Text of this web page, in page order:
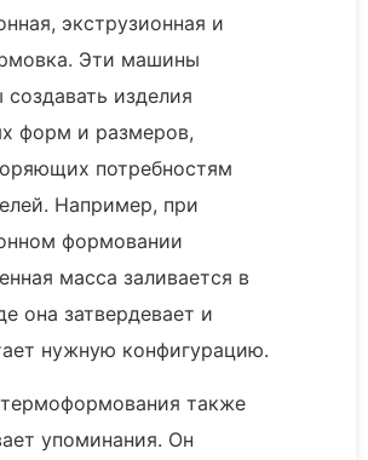
экструзионная и
Эти машины
изделия
форм и размеров,
потребностям
Например, при
формовании
масса заливается в
она затвердевает и
нужную конфигурацию.
также
упоминания. Он